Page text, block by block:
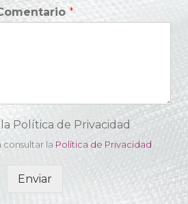
*
Política de Privacidad
consultar la Política de Privacidad
Enviar